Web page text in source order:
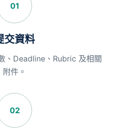
01
交資料
、Deadline、Rubric 及相關
附件。
02